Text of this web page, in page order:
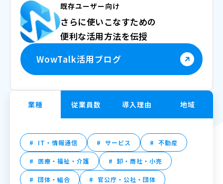
既存ユーザー向け
さらに使いこなすための
便利な活用方法を伝授
WowTalk活用ブログ
業種
IT・情報通信 サービス 不動産
医療・福祉・介護 卸・商社・小売
団体・組合 官公庁・公社・団体
従業員数 導入理由 地域